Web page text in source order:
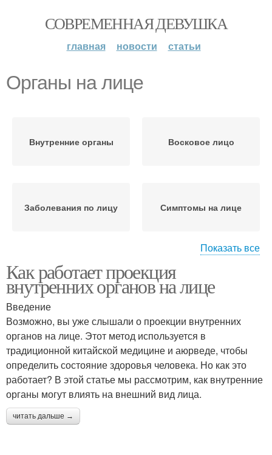
СОВРЕМЕННАЯ ДЕВУШКА
главная новости статьи
Органы на лице
Внутренние органы Восковое лицо
Заболевания по лицу Симптомы на лице
Органы на теле Точки на лице
Внутренний орган
Лица на внутренние
органы
Показать все
Как работает проекция
внутренних органов на лице
Введение
Возможно, вы уже слышали о проекции внутренних
органов на лице. Этот метод используется в
традиционной китайской медицине и аюрведе, чтобы
определить состояние здоровья человека. Но как это
работает? В этой статье мы рассмотрим, как внутренние
органы могут влиять на внешний вид лица.
читать дальше →